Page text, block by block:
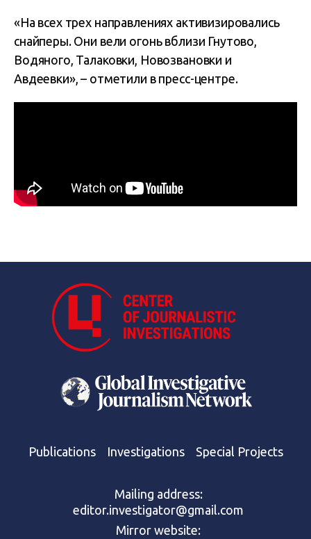
«На всех трех направлениях активизировались
снайперы. Они вели огонь вблизи Гнутово,
Водяного, Талаковки, Новозвановки и
Авдеевки», – отметили в пресс-центре.
Publications Investigations Special Projects
Mailing address:
editor.investigator@gmail.com
Mirror website: